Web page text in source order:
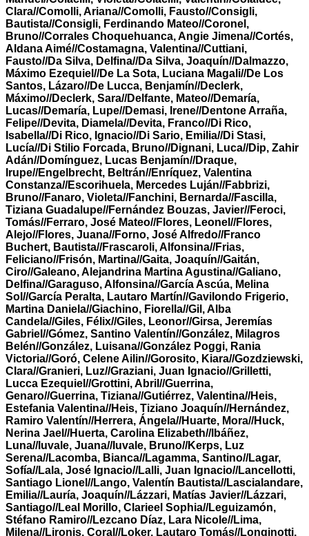
Clara//Comolli, Ariana//Comolli, Fausto//Consigli,
Bautista//Consigli, Ferdinando Mateo//Coronel,
Bruno//Corrales Choquehuanca, Angie Jimena//Cortés,
Aldana Aimé//Costamagna, Valentina//Cuttiani,
Fausto//Da Silva, Delfina//Da Silva, Joaquín//Dalmazzo,
Máximo Ezequiel//De La Sota, Luciana Magali//De Los
Santos, Lázaro//De Lucca, Benjamín//Declerk,
Máximo//Declerk, Sara//Delfante, Mateo//Demaría,
Lucas//Demaría, Lupe//Demasi, Irene//Dentone Arraña,
Felipe//Devita, Diamela//Devita, Franco//Di Rico,
Isabella//Di Rico, Ignacio//Di Sario, Emilia//Di Stasi,
Lucía//Di Stilio Forcada, Bruno//Dignani, Luca//Dip, Zahir
Adán//Domínguez, Lucas Benjamín//Draque,
Irupe//Engelbrecht, Beltrán//Enríquez, Valentina
Constanza//Escorihuela, Mercedes Luján//Fabbrizi,
Bruno//Fanaro, Violeta//Fanchini, Bernarda//Fascilla,
Tiziana Guadalupe//Fernández Bouzas, Javier//Feroci,
Tomás//Ferraro, José Mateo//Flores, Leonel//Flores,
Alejo//Flores, Juana//Forno, José Alfredo//Franco
Buchert, Bautista//Frascaroli, Alfonsina//Frias,
Feliciano//Frisón, Martina//Gaita, Joaquín//Gaitán,
Ciro//Galeano, Alejandrina Martina Agustina//Galiano,
Delfina//Garaguso, Alfonsina//García Ascúa, Melina
Sol//García Peralta, Lautaro Martín//Gavilondo Frigerio,
Martina Daniela//Giachino, Fiorella//Gil, Alba
Candela//Giles, Félix//Giles, Leonor//Girsa, Jeremías
Gabriel//Gómez, Santino Valentín//González, Milagros
Belén//González, Luisana//González Poggi, Rania
Victoria//Goró, Celene Ailin//Gorosito, Kiara//Gozdziewski,
Clara//Granieri, Luz//Graziani, Juan Ignacio//Grilletti,
Lucca Ezequiel//Grottini, Abril//Guerrina,
Genaro//Guerrina, Tiziana//Gutiérrez, Valentina//Heis,
Estefania Valentina//Heis, Tiziano Joaquín//Hernández,
Ramiro Valentín//Herrera, Ángela//Huarte, Mora//Huck,
Nerina Jael//Huerta, Carolina Elizabeth//Ibáñez,
Luna//Iuvale, Juana//Iuvale, Bruno//Kerps, Luz
Serena//Lacomba, Bianca//Lagamma, Santino//Lagar,
Sofía//Lala, José Ignacio//Lalli, Juan Ignacio//Lancellotti,
Santiago Lionel//Lango, Valentín Bautista//Lascialandare,
Emilia//Lauría, Joaquín//Lázzari, Matías Javier//Lázzari,
Santiago//Leal Morillo, Clarieel Sophia//Leguizamón,
Stéfano Ramiro//Lezcano Díaz, Lara Nicole//Lima,
Milena//Lironis, Coral//Loker, Lautaro Tomás//Longinotti,